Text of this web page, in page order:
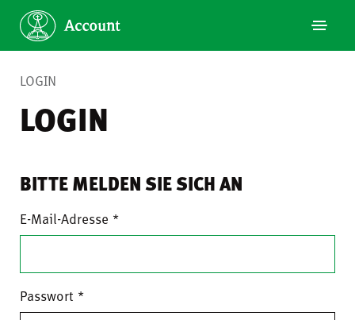
LOGIN
LOGIN
BITTE MELDEN SIE SICH AN
E-Mail-Adresse
Passwort